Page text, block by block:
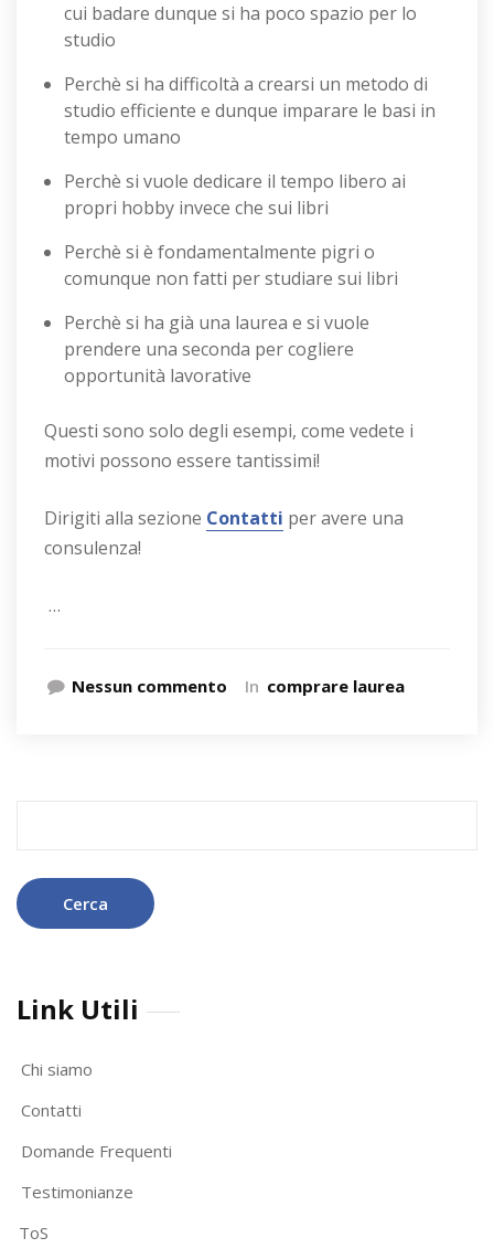
cui badare dunque si ha poco spazio per lo
studio
Perchè si ha difficoltà a crearsi un metodo di
studio efficiente e dunque imparare le basi in
tempo umano
Perchè si vuole dedicare il tempo libero ai
propri hobby invece che sui libri
Perchè si è fondamentalmente pigri o
comunque non fatti per studiare sui libri
Perchè si ha già una laurea e si vuole
prendere una seconda per cogliere
opportunità lavorative
Questi sono solo degli esempi, come vedete i
motivi possono essere tantissimi!
Dirigiti alla sezione Contatti per avere una
consulenza!
…
Nessun commento In comprare laurea
Link Utili
Chi siamo
Contatti
Domande Frequenti
Testimonianze
ToS